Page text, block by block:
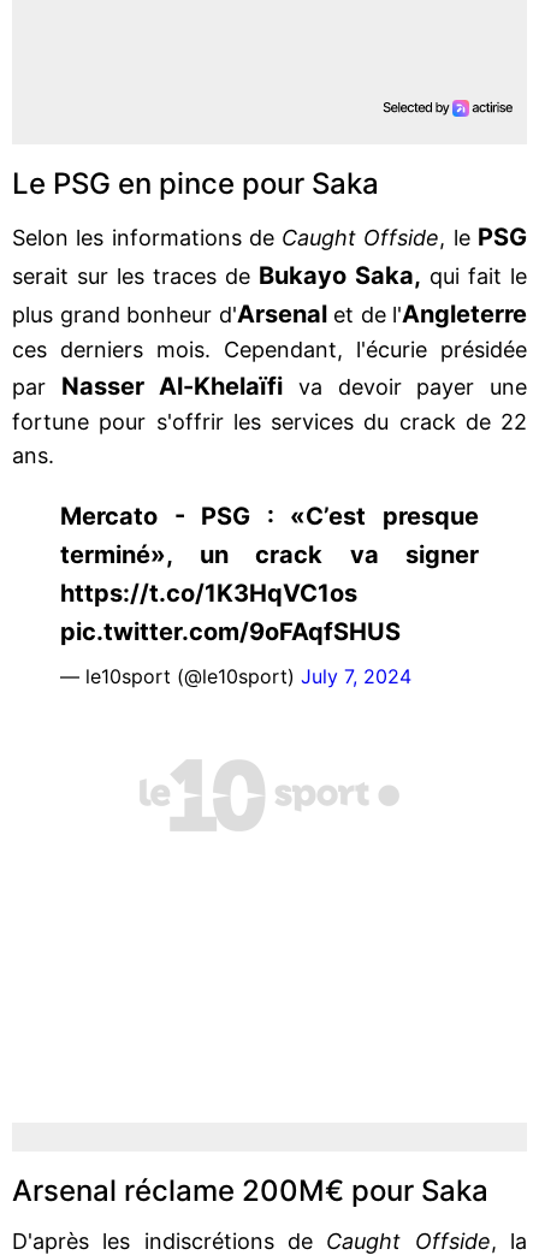
Le PSG en pince pour Saka
Selon les informations de Caught Offside, le PSG
serait sur les traces de Bukayo Saka, qui fait le
plus grand bonheur d'Arsenalet de l'Angleterre
ces derniers mois. Cependant, l'écurie présidée
par Nasser Al-Khelaïfi va devoir payer une
fortune pour s'offrir les services du crack de 22
ans.
Mercato - PSG : «C’est presque
terminé», un crack va signer
https://t.co/1K3HqVC1os
pic.twitter.com/9oFAqfSHUS
— le10sport (@le10sport) July 7, 2024
Arsenal réclame 200M€ pour Saka
D'après les indiscrétions de Caught Offside, la